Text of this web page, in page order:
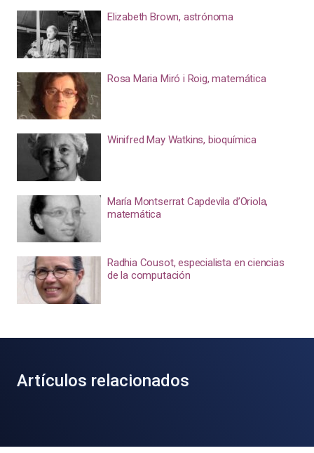
Elizabeth Brown, astrónoma
Rosa Maria Miró i Roig, matemática
Winifred May Watkins, bioquímica
María Montserrat Capdevila d’Oriola,
matemática
Radhia Cousot, especialista en ciencias
de la computación
Artículos relacionados